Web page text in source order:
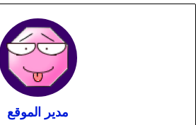
مدير الموقع